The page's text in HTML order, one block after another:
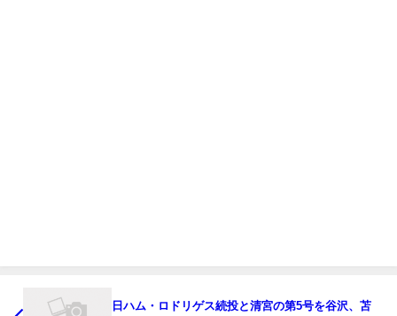
日ハム・ロドリゲス続投と清宮の第5号を谷沢、苫